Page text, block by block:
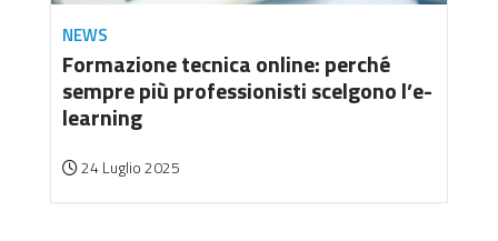
NEWS
Formazione tecnica online: perché
sempre più professionisti scelgono l’e-
learning
24 Luglio 2025